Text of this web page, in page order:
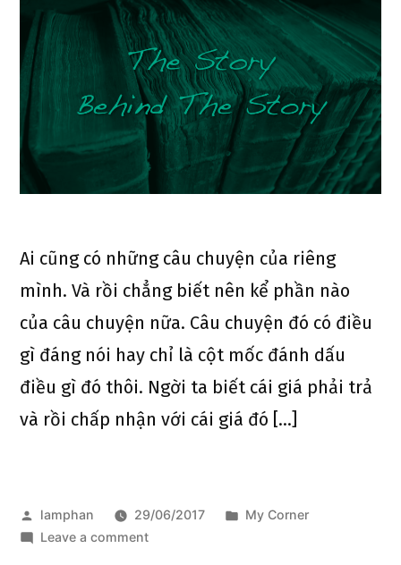
Ai cũng có những câu chuyện của riêng
mình. Và rồi chẳng biết nên kể phần nào
của câu chuyện nữa. Câu chuyện đó có điều
gì đáng nói hay chỉ là cột mốc đánh dấu
điều gì đó thôi. Ngời ta biết cái giá phải trả
và rồi chấp nhận với cái giá đó […]
lamphan 29/06/2017
My Corner
Leave a comment